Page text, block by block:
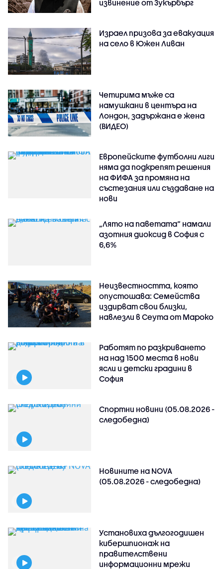
извинение от Зукърбърг
Израел призова за евакуация
на село в Южен Ливан
Четирима мъже са
намушкани в центъра на
Лондон, задържана е жена
(ВИДЕО)
Европейските футболни лиги
няма да подкрепят решения
на ФИФА за промяна на
състезания или създаване на
нови
„Лято на паветата“ намали
азотния диоксид в София с
6,6%
Неизвестността, която
опустошава: Семейства
издирват свои близки,
навлезли в Сеута от Мароко
Работят по разкриването
на над 1500 места в нови
ясли и детски градини в
София
Спортни новини (05.08.2026 -
следобедна)
Новините на NOVA
(05.08.2026 - следобедна)
Установиха дългогодишен
кибершпионаж на
правителствени
информационни мрежи